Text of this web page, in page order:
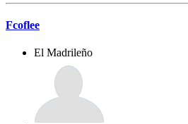
Fcoflee
El Madrileño